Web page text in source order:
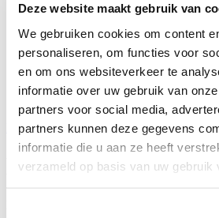
Deze website maakt gebruik van
We gebruiken cookies om content
personaliseren, om functies voor
en om ons websiteverkeer te
informatie over uw gebruik van
partners voor social media,
partners kunnen deze gegevens
informatie die u aan ze heeft
verzameld op basis van uw gebruik
Wat is Merius Hypotheken?
Waarom Merius Hypotheken?
Nieuws van Merius
Werken bij Merius
Veelgestelde vragen
Inloggen
Hypofix Nijmegen